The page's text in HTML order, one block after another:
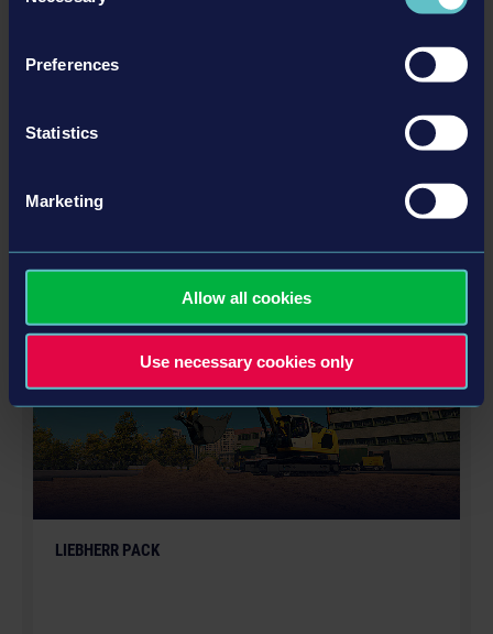
Preferences
Statistics
Marketing
Allow all cookies
Use necessary cookies only
STADIUM EXPANSION
詳細を見る
DLC
LIEBHERR PACK